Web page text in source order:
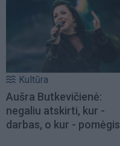
Kultūra
Aušra Butkevičienė:
negaliu atskirti, kur -
darbas, o kur - pomėgis